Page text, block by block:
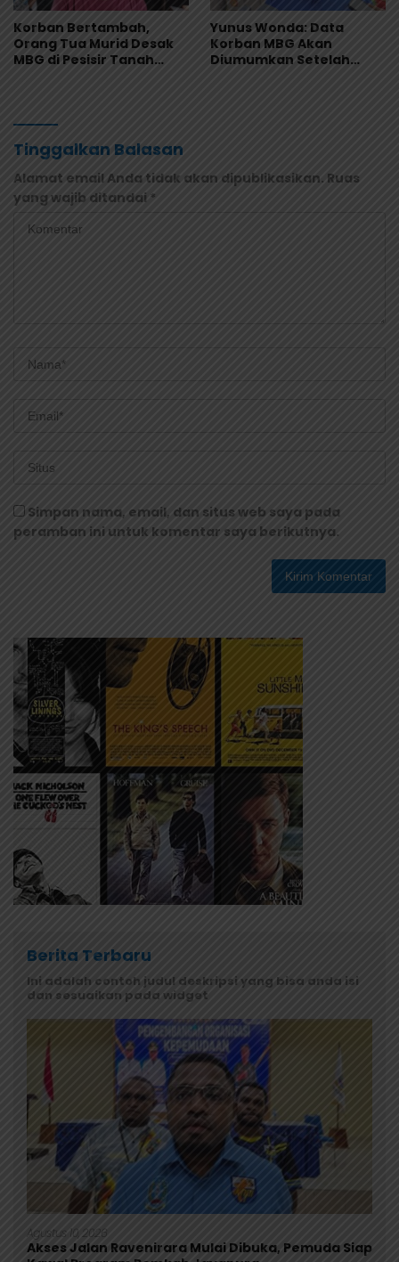
Korban Bertambah,
Orang Tua Murid Desak
MBG di Pesisir Tanah
Yunus Wonda: Data
Korban MBG Akan
Diumumkan Setelah
Tinggalkan Balasan
Alamat email Anda tidak akan dipublikasikan. Ruas
yang wajib ditandai *
Simpan nama, email, dan situs web saya pada
peramban ini untuk komentar saya berikutnya.
Berita Terbaru
Ini adalah contoh judul deskripsi yang bisa anda isi
dan sesuaikan pada widget
Agustus 10, 2026
Akses Jalan Ravenirara Mulai Dibuka, Pemuda Siap